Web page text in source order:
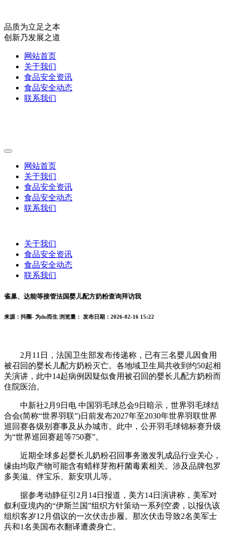
品质为立足之本
创新乃发展之道
网站首页
关于我们
食品安全资讯
食品安全动态
联系我们
网站首页
关于我们
食品安全资讯
食品安全动态
联系我们
关于我们
食品安全资讯
食品安全动态
联系我们
雀巢、达能等接管法国婴儿配方奶粉查询拜访我
来源：抖圈- 为du而生 浏览量： 发布日期：2026-02-16 15:22
2月11日，法国卫生部发布传递称，已有三名婴儿因食用
被召回的婴长儿配方奶粉灭亡。各地域卫生局共收到约50起相
关演讲，此中14起病例因疑似食用被召回的婴长儿配方奶粉而
住院医治。
中新社2月9日电 中国羽毛球总会9日暗示，世界羽毛球结
合会(简称“世界羽联”)日前发布2027年至2030年世界羽联世界
巡回赛各级别赛事及从办城市。此中，公开羽毛球锦标赛升级
为“世界巡回赛超等750赛”。
近期全球多起婴长儿奶粉召回事务激发乳成品行业关心，
缘由均取产物可能含有蜡样芽孢杆菌毒素相关。涉及品牌包罗
多美滋、伴宝乐、新安琪儿等。
据参考动静征引2月14日报道，美方14日演讲称，美军对
叙利亚境内的“伊斯兰国”组织方针策动一系列空袭，以报仇该
组织客岁12月倡议的一次伏击步履。那次伏击导致2名美军士
兵和1名美国布衣翻译遭袭身亡。